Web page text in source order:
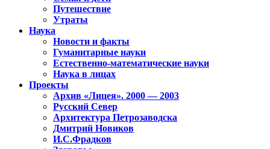
Путешествие
Утраты
Наука
Новости и факты
Гуманитарные науки
Естественно-математические науки
Наука в лицах
Проекты
Архив «Лицея». 2000 — 2003
Русский Север
Архитектура Петрозаводска
Дмитрий Новиков
И.С.Фрадков